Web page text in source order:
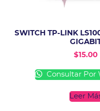
SWITCH TP-LINK
$15.00
Consultar Por
Leer